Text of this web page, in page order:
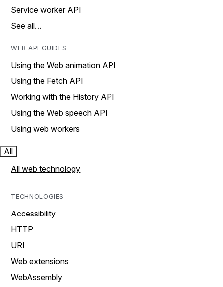
Service worker API
See all…
WEB API GUIDES
Using the Web animation API
Using the Fetch API
Working with the History API
Using the Web speech API
Using web workers
All
All web technology
TECHNOLOGIES
Accessibility
HTTP
URI
Web extensions
WebAssembly